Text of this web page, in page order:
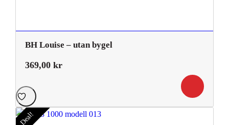
BH Louise – utan bygel
369,00 kr
Deal!